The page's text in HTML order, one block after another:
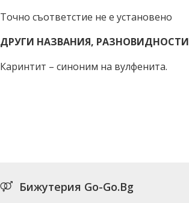
Точно съответстие не е установено
ДРУГИ НАЗВАНИЯ, РАЗНОВИДНОСТИ
Каринтит – синоним на вулфенита.
Бижутерия Go-Go.Bg